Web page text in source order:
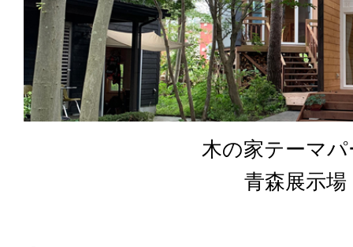
木の家テーマパ
青森展示場